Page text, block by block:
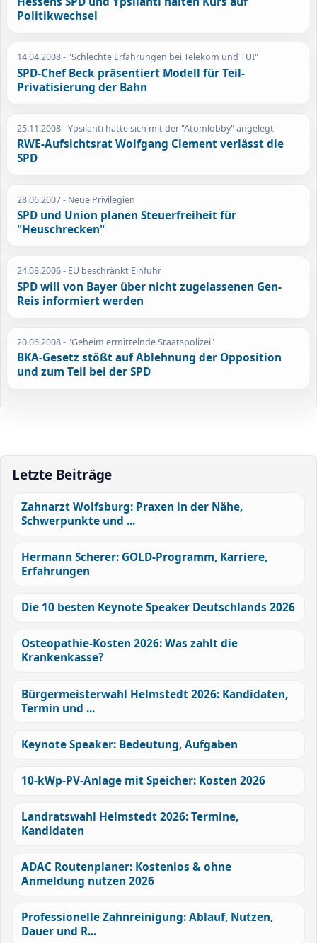
Politikwechsel
14.04.2008- "Schlechte Erfahrungen bei Telekom und TUI"
SPD-Chef Beck präsentiert Modell für Teil-
Privatisierung der Bahn
25.11.2008- Ypsilanti hatte sich mit der "Atomlobby" angelegt
RWE-Aufsichtsrat Wolfgang Clement verlässt die
SPD
28.06.2007- Neue Privilegien
SPD und Union planen Steuerfreiheit für
"Heuschrecken"
24.08.2006- EU beschränkt Einfuhr
SPD will von Bayer über nicht zugelassenen Gen-
Reis informiert werden
20.06.2008- "Geheim ermittelnde Staatspolizei"
BKA-Gesetz stößt auf Ablehnung der Opposition
und zum Teil bei der SPD
Letzte Beiträge
Zahnarzt Wolfsburg: Praxen in der Nähe,
Schwerpunkte und ...
Hermann Scherer: GOLD-Programm, Karriere,
Erfahrungen
Die 10 besten Keynote Speaker Deutschlands 2026
Osteopathie-Kosten 2026: Was zahlt die
Krankenkasse?
Bürgermeisterwahl Helmstedt 2026: Kandidaten,
Termin und ...
Keynote Speaker: Bedeutung, Aufgaben
10-kWp-PV-Anlage mit Speicher: Kosten 2026
Landratswahl Helmstedt 2026: Termine,
Kandidaten
ADAC Routenplaner: Kostenlos & ohne
Anmeldung nutzen 2026
Professionelle Zahnreinigung: Ablauf, Nutzen,
Dauer und R...